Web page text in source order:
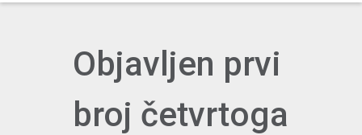
Objavljen prvi
broj četvrtoga